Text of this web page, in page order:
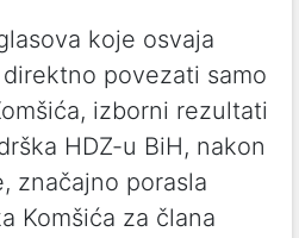
koje osvaja
povezati samo
izborni rezultati
HDZ-u BiH, nakon
značajno porasla
Komšića za člana